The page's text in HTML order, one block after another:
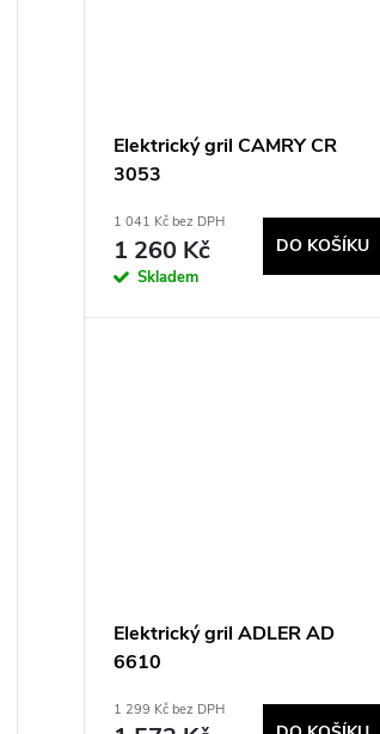
Elektrický gril CAMRY CR
3053
1 041 Kč bez DPH
1 260 Kč
Skladem
DO KOŠÍKU
Elektrický gril ADLER AD
6610
1 299 Kč bez DPH